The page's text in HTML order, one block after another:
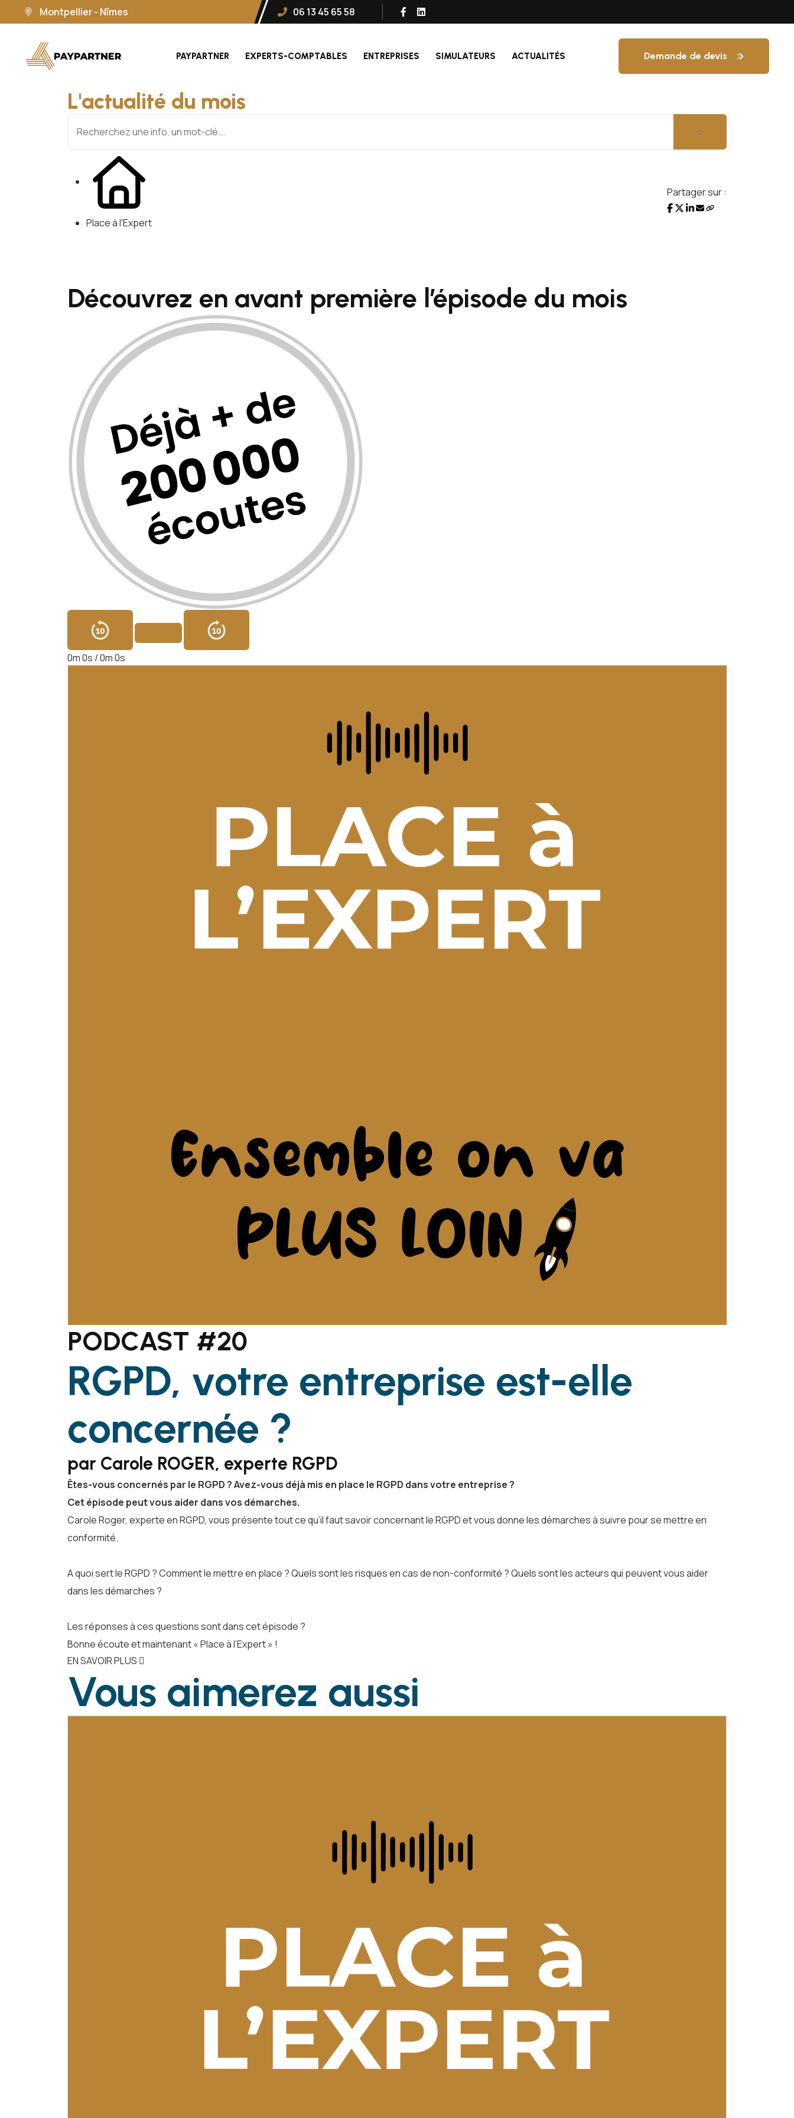
Montpellier - Nîmes 06 13 45 65 58
PAYPARTNER EXPERTS-COMPTABLES ENTREPRISES SIMULATEURS ACTUALITÉS Demande de devis
L'actualité du mois
Place à l'Expert
Partager sur :
Découvrez en avant première l’épisode du mois
0m 0s /0m 0s
PODCAST #20
RGPD, votre entreprise est-elle
concernée ?
par Carole ROGER, experte RGPD
Êtes-vous concernés par le RGPD ? Avez-vous déjà mis en place le RGPD dans votre entreprise ?
Cet épisode peut vous aider dans vos démarches.
Carole Roger, experte en RGPD, vous présente tout ce qu’il faut savoir concernant le RGPD et vous donne les démarches à suivre pour se mettre en
conformité.
A quoi sert le RGPD ? Comment le mettre en place ? Quels sont les risques en cas de non-conformité ? Quels sont les acteurs qui peuvent vous aider
dans les démarches ?
Les réponses à ces questions sont dans cet épisode ?
Bonne écoute et maintenant « Place à l’Expert » !
EN SAVOIR PLUS
Vous aimerez aussi